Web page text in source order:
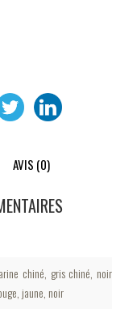
AVIS (0)
chiné, gris chiné, noir
jaune, noir